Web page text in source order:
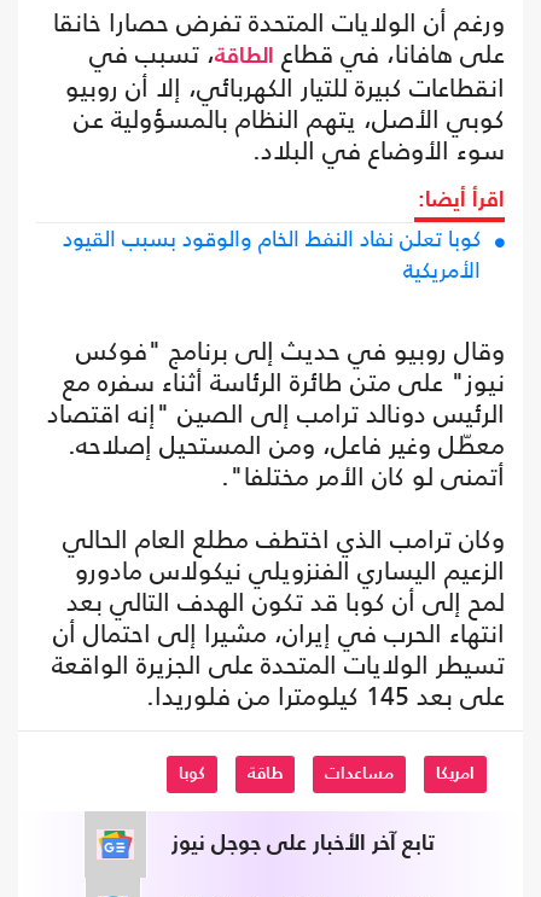
ورغم أن الولايات المتحدة تفرض حصارا خانقا
على هافانا، في قطاع الطاقة، تسبب في
انقطاعات كبيرة للتيار الكهربائي، إلا أن روبيو
كوبي الأصل، يتهم النظام بالمسؤولية عن
سوء الأوضاع في البلاد.
اقرأ أيضا:
كوبا تعلن نفاد النفط الخام والوقود بسبب القيود
الأمريكية
وقال روبيو في حديث إلى برنامج "فوكس
نيوز" على متن طائرة الرئاسة أثناء سفره مع
الرئيس دونالد ترامب إلى الصين "إنه اقتصاد
معطّل وغير فاعل، ومن المستحيل إصلاحه.
أتمنى لو كان الأمر مختلفا".
وكان ترامب الذي اختطف مطلع العام الحالي
الزعيم اليساري الفنزويلي نيكولاس مادورو
لمح إلى أن كوبا قد تكون الهدف التالي بعد
انتهاء الحرب في إيران، مشيرا إلى احتمال أن
تسيطر الولايات المتحدة على الجزيرة الواقعة
على بعد 145 كيلومترا من فلوريدا.
امريكا مساعدات طاقة كوبا
تابع آخر الأخبار على جوجل نيوز